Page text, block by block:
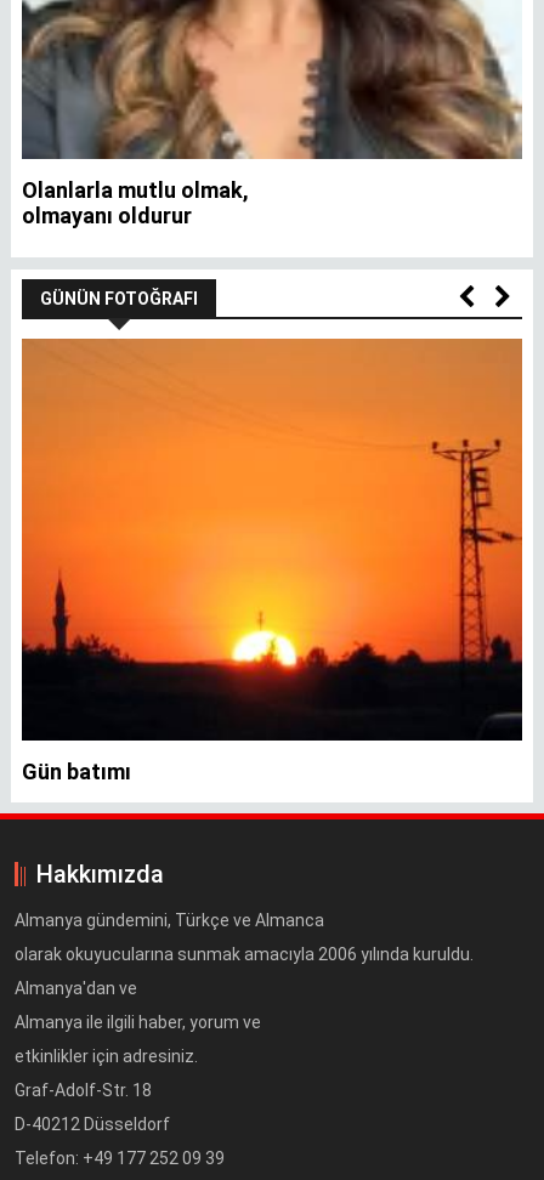
Olanlarla mutlu olmak,
olmayanı oldurur
GÜNÜN FOTOĞRAFI
Gün batımı
Hakkımızda
Almanya gündemini, Türkçe ve Almanca
olarak okuyucularına sunmak amacıyla 2006 yılında kuruldu.
Almanya'dan ve
Almanya ile ilgili haber, yorum ve
etkinlikler için adresiniz.
Graf-Adolf-Str. 18
D-40212 Düsseldorf
Telefon: +49 177 252 09 39